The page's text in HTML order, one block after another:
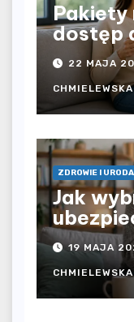
Pakiety
dostęp
czy
22 MAJA
CHMIELEWSKA
ZDROWIE I URODA
Jak
19 MAJA
CHMIELEWSKA